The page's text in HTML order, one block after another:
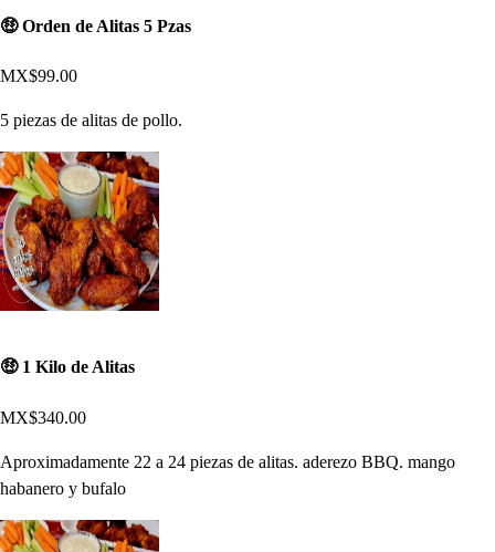
🤑 Orden de Alitas 5 Pzas
MX$99.00
5 piezas de alitas de pollo.
🤑 1 Kilo de Alitas
MX$340.00
Aproximadamente 22 a 24 piezas de alitas. aderezo BBQ. mango
habanero y bufalo